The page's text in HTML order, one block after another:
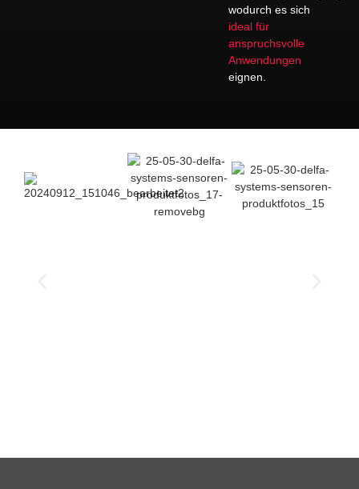
wodurch es sich
ideal für
anspruchsvolle
Anwendungen
eignen.